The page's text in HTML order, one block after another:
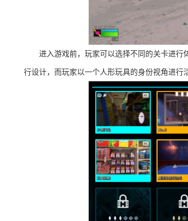
进入游戏前，玩家可以选择不同的关卡进
行设计，而玩家以一个人形玩具的身份视角进行